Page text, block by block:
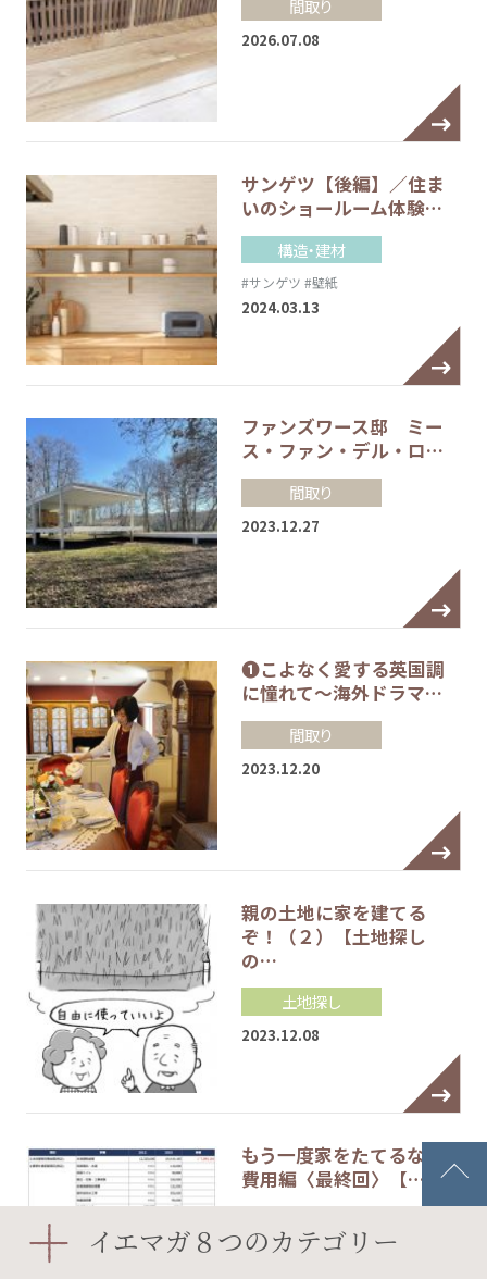
間取り
2026.07.08
サンゲツ【後編】／住ま
いのショールーム体験…
構造・建材
#サンゲツ #壁紙
2024.03.13
ファンズワース邸 ミー
ス・ファン・デル・ロ…
間取り
2023.12.27
❶こよなく愛する英国調
に憧れて～海外ドラマ…
間取り
2023.12.20
親の土地に家を建てる
ぞ！（２）【土地探し
の…
土地探し
2023.12.08
もう一度家をたてるなら…
費用編〈最終回〉【…
#建築費
#注文住宅
イエマガ８つのカテゴリー